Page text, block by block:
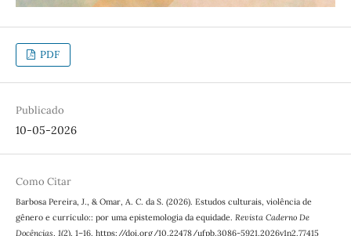
PDF
Publicado
10-05-2026
Como Citar
Barbosa Pereira, J., & Omar, A. C. da S. (2026). Estudos culturais, violência de
gênero e currículo:: por uma epistemologia da equidade. Revista Caderno De
Docências, 1(2), 1–16. https://doi.org/10.22478/ufpb.3086-5921.2026v1n2.77415